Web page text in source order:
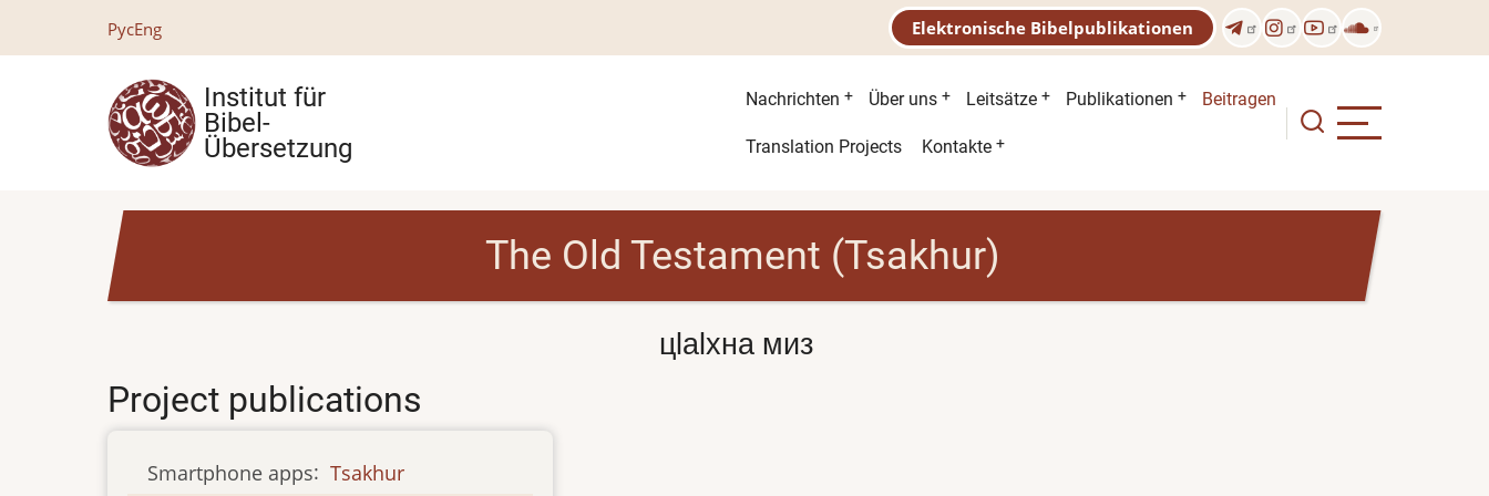
РусEng Elektronische Bibelpublikationen
Institut für
Bibel-
Übersetzung
Hauptnavigation
Nachrichten Über uns Leitsätze Publikationen Beitragen
Second
Translation Projects Kontakte
The Old Testament (Tsakhur)
цӏаӏхна миз
Project publications
Smartphone apps: Tsakhur